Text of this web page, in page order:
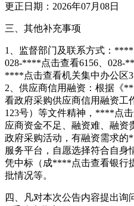
更正日期：2026年07月08日
三、其他补充事项
1、监督部门及联系方式：****
028-****点击查看6156、028-
****点击查看机关集中办公区
2、供应商信用融资：根据《
看政府采购供应商信用融资工
123号）等文件精神，****点
应商资金不足、融资难、融
政府采购活动，有融资需求的
服务平台，自愿选择符合自身
凭中标（成****点击查看银行
批情况等。
四、凡对本次公告内容提出询